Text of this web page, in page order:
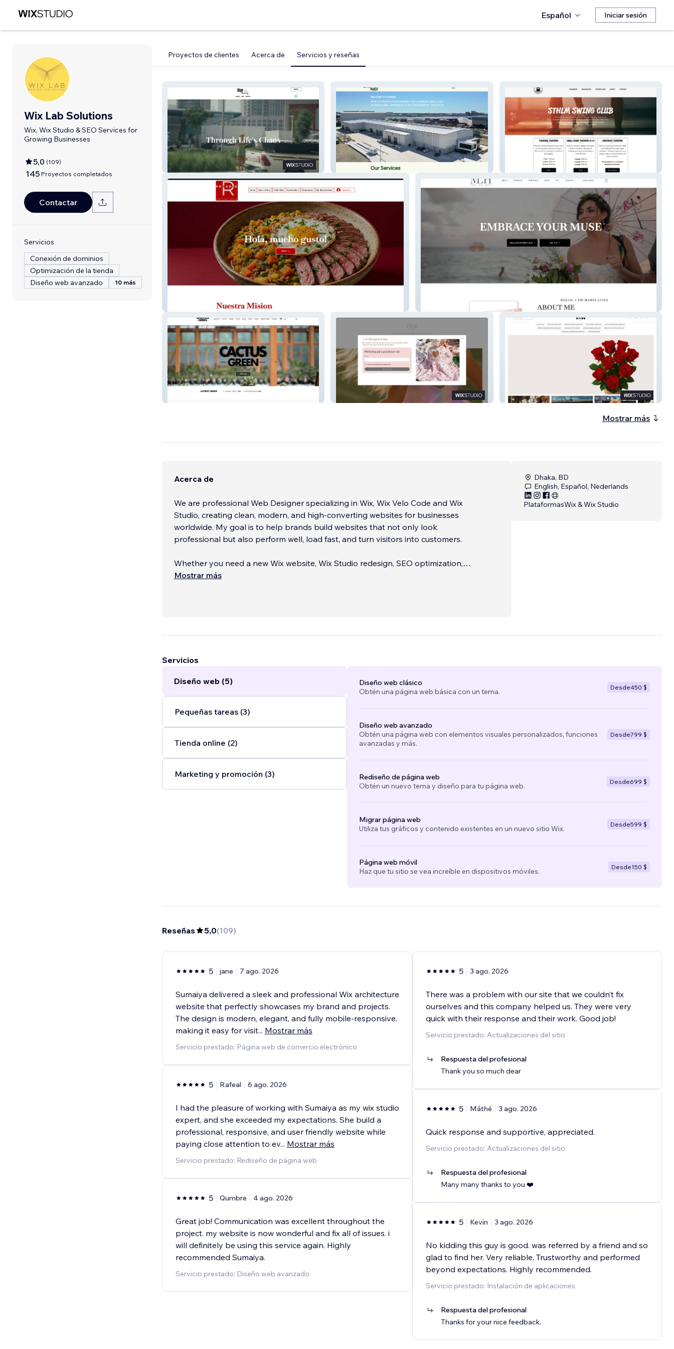
Español Iniciar sesión
Wix Lab Solutions
Wix, Wix Studio & SEO Services for
Growing Businesses
5,0 (109)
145 Proyectos completados
Contactar
Servicios
Conexión de dominios
Optimización de la tienda
Diseño web avanzado
10 más
Proyectos de clientes Acerca de Servicios y reseñas
Cuts And Nails X Comand Sthlmswingclub
Maria Luisa Henao
Cactus Green Lilje & Co Vaw Cicek Turkiye
Mostrar más
Acerca de
We are professional Web Designer specializing in Wix, Wix Velo Code and Wix
Studio, creating clean, modern, and high-converting websites for businesses
worldwide. My goal is to help brands build websites that not only look
professional but also perform well, load fast, and turn visitors into customers.
Whether you need a new Wix website, Wix Studio redesign, SEO optimization,
eCommerce setup, or a complete website upgrade, I deliver reliable results with
Mostrar más
Dhaka, BD
English, Español, Nederlands
PlataformasWix & Wix Studio
Servicios
Diseño web (5)
Pequeñas tareas (3)
Tienda online (2)
Marketing y promoción (3)
Diseño web clásico
Obtén una página web básica con un tema.
Desde450 $
Diseño web avanzado
Obtén una página web con elementos visuales personalizados, funciones
avanzadas y más.
Desde799 $
Rediseño de página web
Obtén un nuevo tema y diseño para tu página web.
Desde699 $
Migrar página web
Utiliza tus gráficos y contenido existentes en un nuevo sitio Wix.
Desde599 $
Página web móvil
Haz que tu sitio se vea increíble en dispositivos móviles.
Desde150 $
Reseñas 5,0(109)
5 jane 7 ago. 2026
Sumaiya delivered a sleek and professional Wix architecture
website that perfectly showcases my brand and projects.
The design is modern, elegant, and fully mobile-responsive,
making it easy for visit... Mostrar más
Servicio prestado: Página web de comercio electrónico
5 Rafeal 6 ago. 2026
I had the pleasure of working with Sumaiya as my wix studio
expert, and she exceeded my expectations. She build a
professional, responsive, and user friendly website while
paying close attention to ev... Mostrar más
Servicio prestado: Rediseño de página web
5 Qumbre 4 ago. 2026
Great job! Communication was excellent throughout the
project. my website is now wonderful and fix all of issues. i
will definitely be using this service again. Highly
recommended Sumaiya.
Servicio prestado: Diseño web avanzado
5 3 ago. 2026
There was a problem with our site that we couldn’t fix
ourselves and this company helped us. They were very
quick with their response and their work. Good job!
Servicio prestado: Actualizaciones del sitio
Respuesta del profesional
Thank you so much dear
5 Máthé 3 ago. 2026
Quick response and supportive, appreciated.
Servicio prestado: Actualizaciones del sitio
Respuesta del profesional
Many many thanks to you ❤️
5 Kevin 3 ago. 2026
No kidding this guy is good. was referred by a friend and so
glad to find her. Very reliable, Trustworthy and performed
beyond expectations. Highly recommended.
Servicio prestado: Instalación de aplicaciones
Respuesta del profesional
Thanks for your nice feedback.